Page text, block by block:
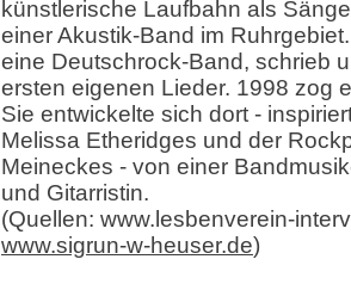
künstlerische Laufbahn als
einer Akustik-Band im
eine Deutschrock-Band, schrieb
ersten eigenen Lieder. 1998 zog
Sie entwickelte sich dort -
Melissa Etheridges und der
Meineckes - von einer
und Gitarristin.
(Quellen: www.lesbenverein-
www.sigrun-w-heuser.de)